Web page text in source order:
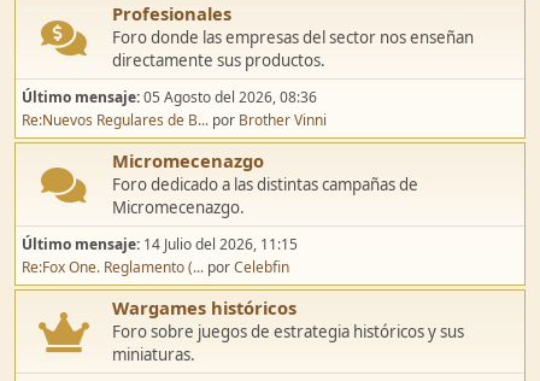
Profesionales
Foro donde las empresas del sector nos enseñan
directamente sus productos.
Último mensaje:05 Agosto del 2026, 08:36
Re:Nuevos Regulares de B... por Brother Vinni
Micromecenazgo
Foro dedicado a las distintas campañas de
Micromecenazgo.
Último mensaje: 14 Julio del 2026, 11:15
Re:Fox One. Reglamento (... porCelebfin
Wargames históricos
Foro sobre juegos de estrategia históricos y sus
miniaturas.